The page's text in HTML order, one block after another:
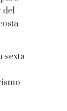
del
sexta